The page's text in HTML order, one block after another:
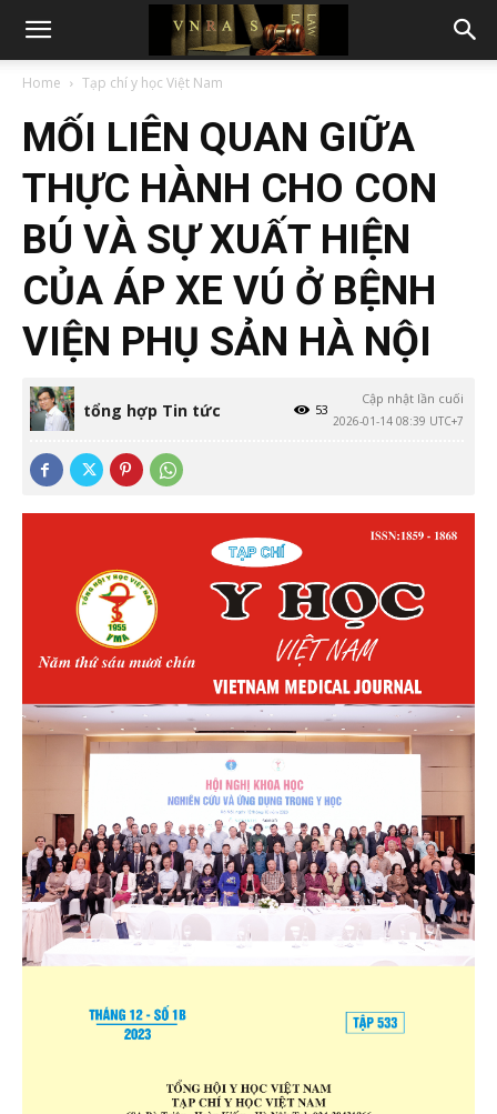
Home Tạp chí y học Việt Nam
MỐI LIÊN QUAN GIỮA
THỰC HÀNH CHO CON
BÚ VÀ SỰ XUẤT HIỆN
CỦA ÁP XE VÚ Ở BỆNH
VIỆN PHỤ SẢN HÀ NỘI
tổng hợp Tin tức
Cập nhật lần cuối
2026-01-14 08:39 UTC+7
53